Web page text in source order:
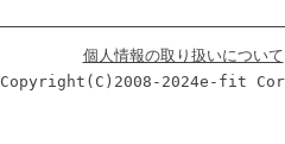
個人情報の取り扱いについて
Copyright(C)2008-2024e-fit